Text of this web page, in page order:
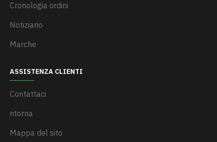
Cronologia ordini
Notiziario
Marche
ASSISTENZA CLIENTI
Contattaci
ritorna
Mappa del sito